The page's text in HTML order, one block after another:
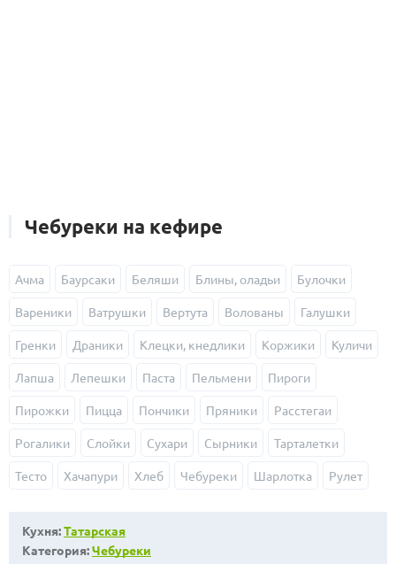
Чебуреки на кефире
Ачма Баурсаки Беляши Блины, оладьи Булочки
Вареники Ватрушки Вертута Волованы Галушки
Гренки Драники Клецки, кнедлики Коржики Куличи
Лапша Лепешки Паста Пельмени Пироги
Пирожки Пицца Пончики Пряники Расстегаи
Рогалики Слойки Сухари Сырники Тарталетки
Тесто Хачапури Хлеб Чебуреки Шарлотка Рулет
Кухня:Татарская
Категория:Чебуреки